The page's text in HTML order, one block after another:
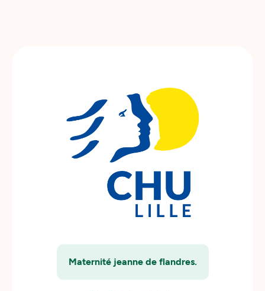
Maternité jeanne de flandres.